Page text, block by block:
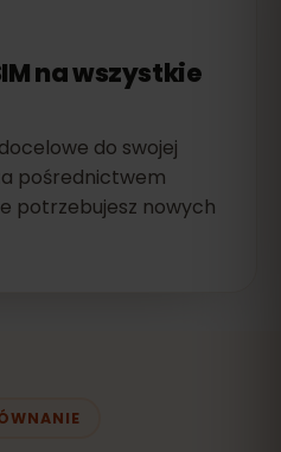
na wszystkie
do swojej
pośrednictwem
potrzebujesz nowych